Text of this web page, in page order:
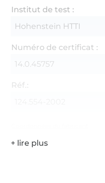
Institut de test :
Hohenstein HTTI
Numéro de certificat :
14.0.45757
Réf.: